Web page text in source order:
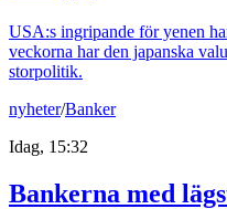
USA:s ingripande för yenen
veckorna har den japanska
storpolitik.
nyheter/Banker
Idag, 15:32
Bankerna med